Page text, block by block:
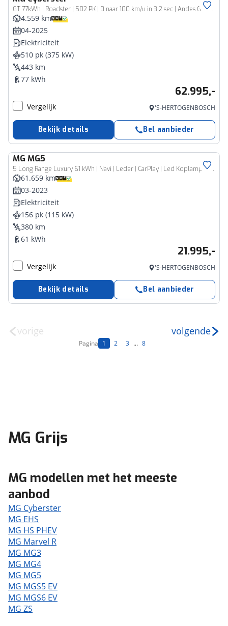
GT 77kWh | Roadster | 502 PK | 0 naar 100 km/u in 3,2 sec | Andes Grey Metallic | Zwart dak | Softtop | Lage km | 1e eigenaar!
4.559 km
04-2025
Elektriciteit
510 pk (375 kW)
443 km
77 kWh
62.995,-
Vergelijk 'S-HERTOGENBOSCH
Bekijk details Bel aanbieder
MG MG5
5 Long Range Luxury 61 kWh | Navi | Leder | CarPlay | Led Koplampen | Stoelverwarming | 360 Camera |
61.659 km
03-2023
Elektriciteit
156 pk (115 kW)
380 km
61 kWh
21.995,-
Vergelijk 'S-HERTOGENBOSCH
Bekijk details Bel aanbieder
vorige
Pagina 1 2 3 ... 8
volgende
MG Grijs
MG modellen met het meeste
aanbod
MG Cyberster
MG EHS
MG HS PHEV
MG Marvel R
MG MG3
MG MG4
MG MG5
MG MGS5 EV
MG MGS6 EV
MG ZS